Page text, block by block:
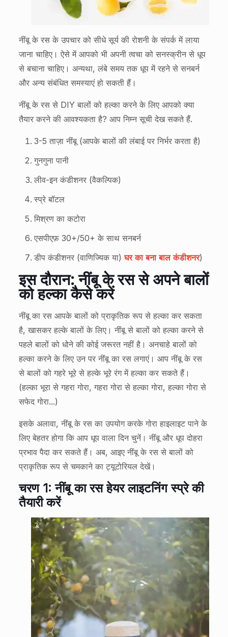
नींबू के रस के उपचार को सीधे सूर्य की रोशनी के संपर्क में लाया
जाना चाहिए। ऐसे में आपको भी अपनी त्वचा को सनस्क्रीन से धूप
से बचाना चाहिए। अन्यथा, लंबे समय तक धूप में रहने से सनबर्न
और अन्य संबंधित समस्याएं हो सकती हैं।
नींबू के रस से DIY बालों को हल्का करने के लिए आपको क्या
तैयार करने की आवश्यकता है? आप निम्न सूची देख सकते हैं.
3-5 ताज़ा नींबू (आपके बालों की लंबाई पर निर्भर करता है)
गुनगुना पानी
लीव-इन कंडीशनर (वैकल्पिक)
स्प्रे बॉटल
मिश्रण का कटोरा
एसपीएफ़ 30+/50+ के साथ सनबर्न
डीप कंडीशनर (वाणिज्यिक या)घर का बना बाल कंडीशनर)
इस दौरान: नींबू के रस से अपने बालों
को हल्का कैसे करें
नींबू का रस आपके बालों को प्राकृतिक रूप से हल्का कर सकता
है, खासकर हल्के बालों के लिए। नींबू से बालों को हल्का करने से
पहले बालों को धोने की कोई जरूरत नहीं है। अनचाहे बालों को
हल्का करने के लिए उन पर नींबू का रस लगाएं। आप नींबू के रस
से बालों को गहरे भूरे से हल्के भूरे रंग में हल्का कर सकते हैं।
(हल्का भूरा से गहरा गोरा, गहरा गोरा से हल्का गोरा, हल्का गोरा से
सफेद गोरा...)
इसके अलावा, नींबू के रस का उपयोग करके गोरा हाइलाइट पाने के
लिए बेहतर होगा कि आप धूप वाला दिन चुनें। नींबू और धूप दोहरा
प्रभाव पैदा कर सकते हैं। अब, आइए नींबू के रस से बालों को
प्राकृतिक रूप से चमकाने का ट्यूटोरियल देखें।
चरण 1: नींबू का रस हेयर लाइटनिंग स्प्रे की
तैयारी करें